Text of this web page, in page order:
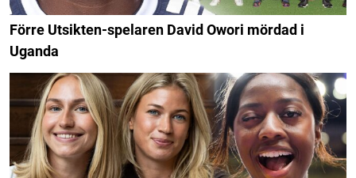
Förre Utsikten-spelaren David Owori mördad i
Uganda